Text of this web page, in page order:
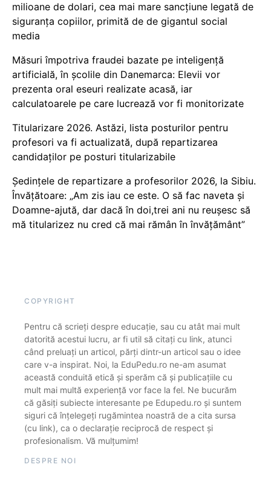
milioane de dolari, cea mai mare sancțiune legată de
siguranța copiilor, primită de de gigantul social
media
Măsuri împotriva fraudei bazate pe inteligență
artificială, în școlile din Danemarca: Elevii vor
prezenta oral eseuri realizate acasă, iar
calculatoarele pe care lucrează vor fi monitorizate
Titularizare 2026. Astăzi, lista posturilor pentru
profesori va fi actualizată, după repartizarea
candidaților pe posturi titularizabile
Ședințele de repartizare a profesorilor 2026, la Sibiu.
Învățătoare: „Am zis iau ce este. O să fac naveta și
Doamne-ajută, dar dacă în doi,trei ani nu reușesc să
mă titularizez nu cred că mai rămân în învățământ”
COPYRIGHT
Pentru că scrieți despre educație, sau cu atât mai mult
datorită acestui lucru, ar fi util să citați cu link, atunci
când preluați un articol, părți dintr-un articol sau o idee
care v-a inspirat. Noi, la EduPedu.ro ne-am asumat
această conduită etică și sperăm că și publicațiile cu
mult mai multă experiență vor face la fel. Ne bucurăm
că găsiți subiecte interesante pe Edupedu.ro și suntem
siguri că înțelegeți rugămintea noastră de a cita sursa
(cu link), ca o declarație reciprocă de respect și
profesionalism. Vă mulțumim!
DESPRE NOI